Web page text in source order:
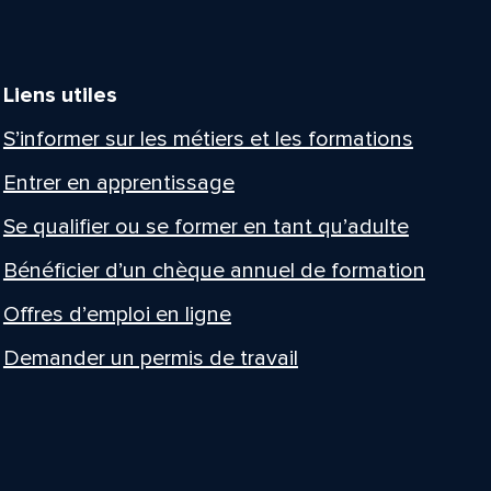
Liens utiles
S’informer sur les métiers et les formations
Entrer en apprentissage
Se qualifier ou se former en tant qu’adulte
Bénéficier d’un chèque annuel de formation
Offres d’emploi en ligne
Demander un permis de travail